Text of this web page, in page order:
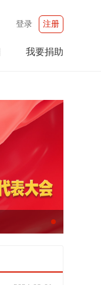
登录 注册
我要捐助